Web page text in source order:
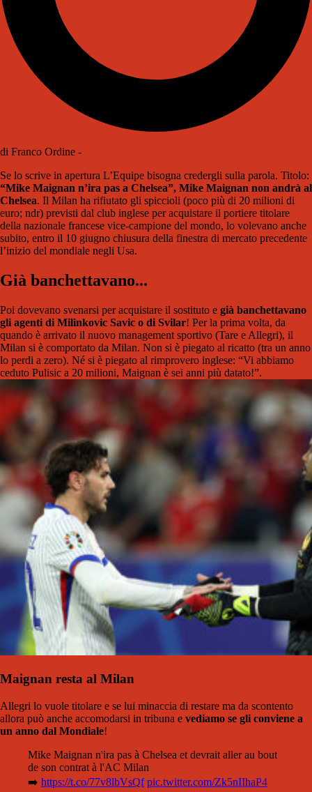
di Franco Ordine -
Se lo scrive in apertura L’Equipe bisogna credergli sulla parola. Titolo:
“Mike Maignan n’ira pas a Chelsea”, Mike Maignan non andrà al
Chelsea. Il Milan ha rifiutato gli spiccioli (poco più di 20 milioni di
euro; ndr) previsti dal club inglese per acquistare il portiere titolare
della nazionale francese vice-campione del mondo, lo volevano anche
subito, entro il 10 giugno chiusura della finestra di mercato precedente
l’inizio del mondiale negli Usa.
Già banchettavano...
Poi dovevano svenarsi per acquistare il sostituto e già banchettavano
gli agenti di Milinkovic Savic o di Svilar! Per la prima volta, da
quando è arrivato il nuovo management sportivo (Tare e Allegri), il
Milan si è comportato da Milan. Non si è piegato al ricatto (tra un anno
lo perdi a zero). Né si è piegato al rimprovero inglese: “Vi abbiamo
ceduto Pulisic a 20 milioni, Maignan è sei anni più datato!”.
Maignan resta al Milan
Allegri lo vuole titolare e se lui minaccia di restare ma da scontento
allora può anche accomodarsi in tribuna e vediamo se gli conviene a
un anno dal Mondiale!
Mike Maignan n'ira pas à Chelsea et devrait aller au bout
de son contrat à l'AC Milan
➡️ https://t.co/77v8lbVsQf pic.twitter.com/Zk5nIIhaP4